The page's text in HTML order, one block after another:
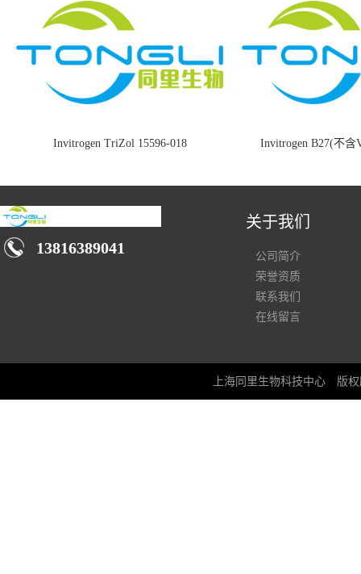
Invitrogen TriZol 15596-018 Invitrogen B27(不含
13816389041
关于我们
公司简介
荣誉资质
联系我们
在线留言
上海同里生物科技中心 版